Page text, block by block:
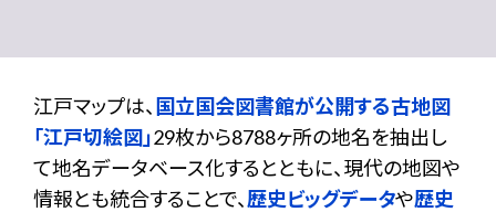
江戸マップは、 国立国会図書館が公開する古地図
「江戸切絵図」29枚から8788ヶ所の地名を抽出し
て地名データベース化するとともに、現代の地図や
情報とも統合することで、歴史ビッグデータや歴史